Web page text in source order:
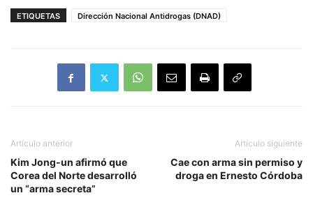
ETIQUETAS Dirección Nacional Antidrogas (DNAD)
Artículo anterior
Kim Jong-un afirmó que
Corea del Norte desarrolló
un “arma secreta”
Artículo siguiente
Cae con arma sin permiso y
droga en Ernesto Córdoba